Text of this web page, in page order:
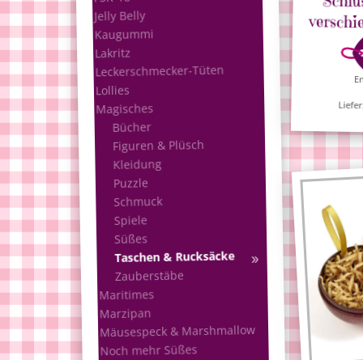
Jelly Belly
Kaugummi
Lakritz
Leckerschmecker-Tüten
Lollies
Magisches
Bücher
Figuren & Plüsch
Kleidung
Puzzle
Schmuck
Spiele
Süßes
Taschen & Rucksäcke
Zauberstäbe
Maritimes
Marzipan
Mäusespeck & Marshmallow
Noch mehr Süßes